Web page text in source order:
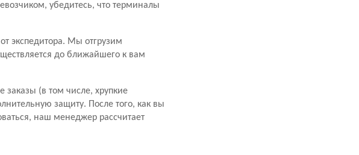
убедитесь, что терминалы
экспедитора. Мы отгрузим
до ближайшего к вам
заказы (в том числе, хрупкие
защиту. После того, как вы
наш менеджер рассчитает